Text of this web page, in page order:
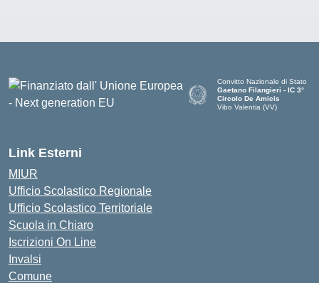
Convitto Nazionale di Stato
Gaetano Filangieri - IC 3°
Circolo De Amicis
Vibo Valentia (VV)
Link Esterni
MIUR
Ufficio Scolastico Regionale
Ufficio Scolastico Territoriale
Scuola in Chiaro
Iscrizioni On Line
Invalsi
Comune